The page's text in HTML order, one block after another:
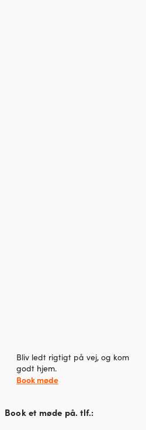
Bliv ledt rigtigt på vej, og kom
godt hjem.
Book møde
Book et møde på. tlf.: